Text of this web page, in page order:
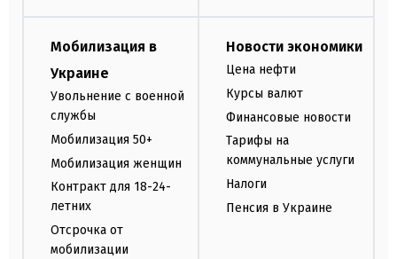
Мобилизация в
Украине
Увольнение с военной
службы
Мобилизация 50+
Мобилизация женщин
Контракт для 18-24-
летних
Отсрочка от
мобилизации
Новости экономики
Цена нефти
Курсы валют
Финансовые новости
Тарифы на
коммунальные услуги
Налоги
Пенсия в Украине